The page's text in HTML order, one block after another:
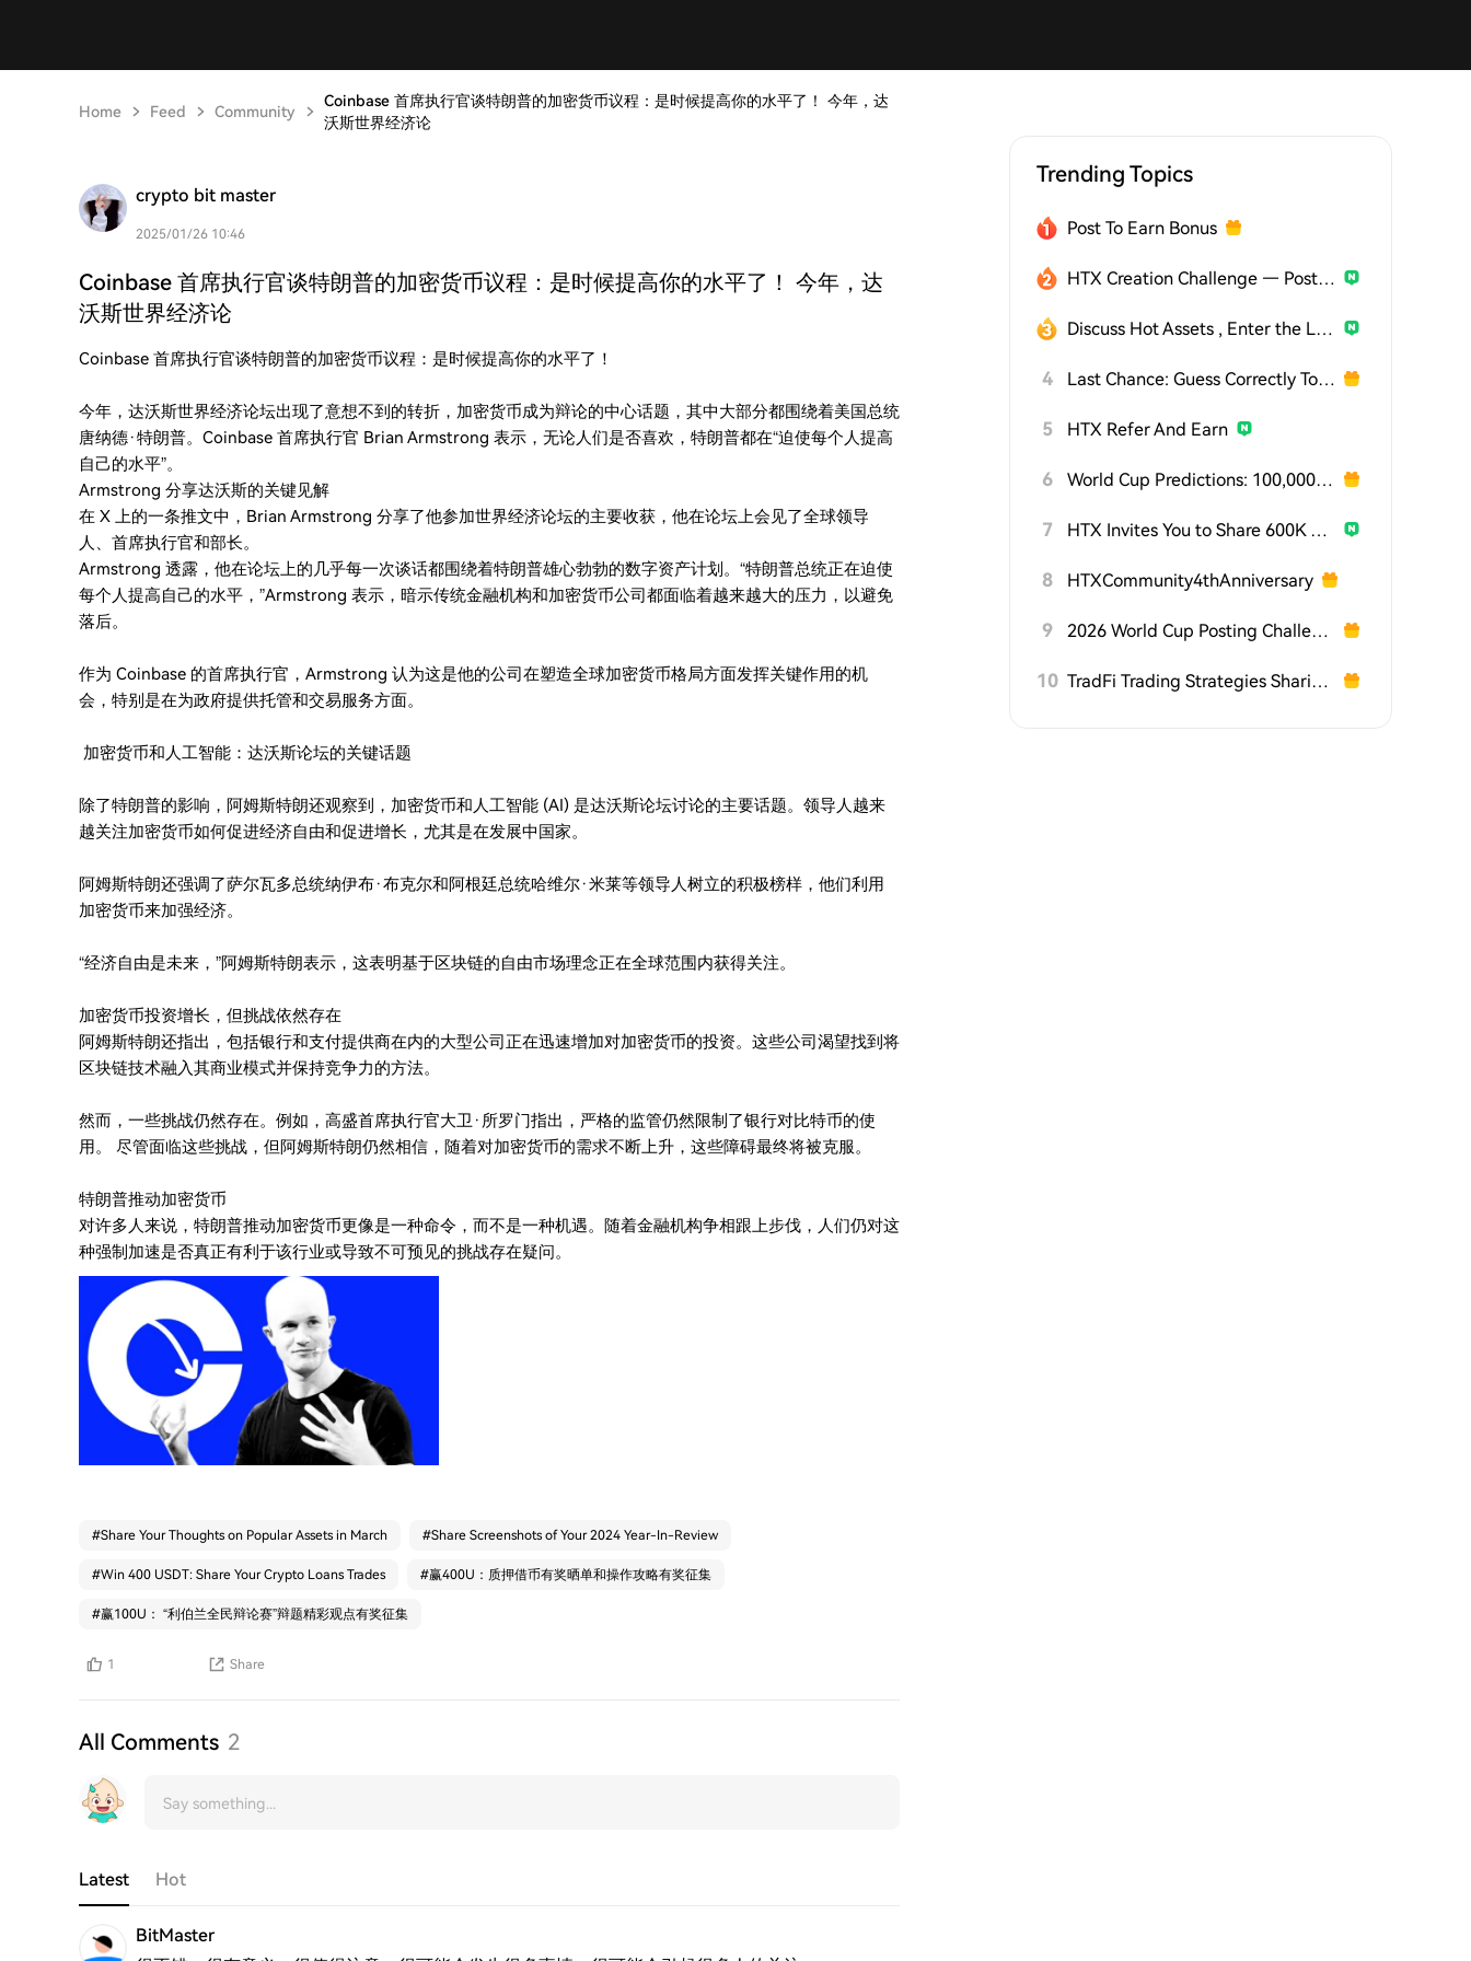
Home Feed Community
Coinbase 首席执行官谈特朗普的加密货币议程：是时候提高你的水平了！ 今年，达
沃斯世界经济论
crypto bit master
2025/01/26 10:46
Coinbase 首席执行官谈特朗普的加密货币议程：是时候提高你的水平了！ 今年，达
沃斯世界经济论
Coinbase 首席执行官谈特朗普的加密货币议程：是时候提高你的水平了！
今年，达沃斯世界经济论坛出现了意想不到的转折，加密货币成为辩论的中心话题，其中大部分都围绕着美国总统
唐纳德·特朗普。Coinbase 首席执行官 Brian Armstrong 表示，无论人们是否喜欢，特朗普都在“迫使每个人提高
自己的水平”。
Armstrong 分享达沃斯的关键见解
在 X 上的一条推文中，Brian Armstrong 分享了他参加世界经济论坛的主要收获，他在论坛上会见了全球领导
人、首席执行官和部长。
Armstrong 透露，他在论坛上的几乎每一次谈话都围绕着特朗普雄心勃勃的数字资产计划。“特朗普总统正在迫使
每个人提高自己的水平，”Armstrong 表示，暗示传统金融机构和加密货币公司都面临着越来越大的压力，以避免
落后。
作为 Coinbase 的首席执行官，Armstrong 认为这是他的公司在塑造全球加密货币格局方面发挥关键作用的机
会，特别是在为政府提供托管和交易服务方面。
加密货币和人工智能：达沃斯论坛的关键话题
除了特朗普的影响，阿姆斯特朗还观察到，加密货币和人工智能 (AI) 是达沃斯论坛讨论的主要话题。领导人越来
越关注加密货币如何促进经济自由和促进增长，尤其是在发展中国家。
阿姆斯特朗还强调了萨尔瓦多总统纳伊布·布克尔和阿根廷总统哈维尔·米莱等领导人树立的积极榜样，他们利用
加密货币来加强经济。
“经济自由是未来，”阿姆斯特朗表示，这表明基于区块链的自由市场理念正在全球范围内获得关注。
加密货币投资增长，但挑战依然存在
阿姆斯特朗还指出，包括银行和支付提供商在内的大型公司正在迅速增加对加密货币的投资。这些公司渴望找到将
区块链技术融入其商业模式并保持竞争力的方法。
然而，一些挑战仍然存在。例如，高盛首席执行官大卫·所罗门指出，严格的监管仍然限制了银行对比特币的使
用。 尽管面临这些挑战，但阿姆斯特朗仍然相信，随着对加密货币的需求不断上升，这些障碍最终将被克服。
特朗普推动加密货币
对许多人来说，特朗普推动加密货币更像是一种命令，而不是一种机遇。随着金融机构争相跟上步伐，人们仍对这
种强制加速是否真正有利于该行业或导致不可预见的挑战存在疑问。
#Share Your Thoughts on Popular Assets in March #Share Screenshots of Your 2024 Year-In-Review
#Win 400 USDT: Share Your Crypto Loans Trades #赢400U：质押借币有奖晒单和操作攻略有奖征集
#赢100U： “利伯兰全民辩论赛”辩题精彩观点有奖征集
1 Share
All Comments 2
Latest Hot
BitMaster
Trending Topics
Post To Earn Bonus
HTX Creation Challenge — Post and Win 1,500U
Discuss Hot Assets , Enter the Lucky Draw
4 Last Chance: Guess Correctly Today and Win More
5 HTX Refer And Earn
6 World Cup Predictions: 100,000 USDT Daily
7 HTX Invites You to Share 600K USDT in Gift Packs
8 HTXCommunity4thAnniversary
9 2026 World Cup Posting Challenge on HTX Square
10 TradFi Trading Strategies Sharing Challenge